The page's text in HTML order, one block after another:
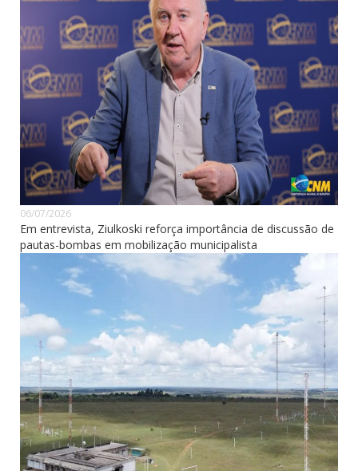
06/07/2026
Em entrevista, Ziulkoski reforça importância de discussão de
pautas-bombas em mobilização municipalista